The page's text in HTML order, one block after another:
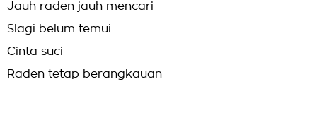
Jauh raden jauh mencari
Slagi belum temui
Cinta suci
Raden tetap berangkauan